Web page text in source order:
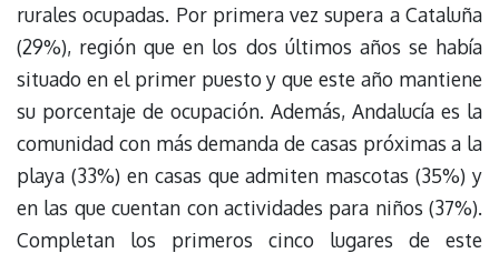
rurales ocupadas. Por primera vez supera a Cataluña
(29%), región que en los dos últimos años se había
situado en el primer puesto y que este año mantiene
su porcentaje de ocupación. Además, Andalucía es la
comunidad con más demanda de casas próximas a la
playa (33%) en casas que admiten mascotas (35%) y
en las que cuentan con actividades para niños (37%).
Completan los primeros cinco lugares de este